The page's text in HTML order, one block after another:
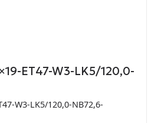
ET47-W3-LK5/120,0-
W3-LK5/120,0-NB72,6-